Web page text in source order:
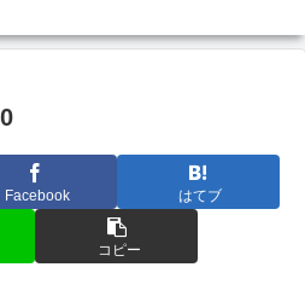
Facebook はてブ
コピー